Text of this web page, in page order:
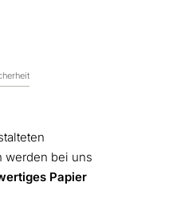
werden bei uns
Papier